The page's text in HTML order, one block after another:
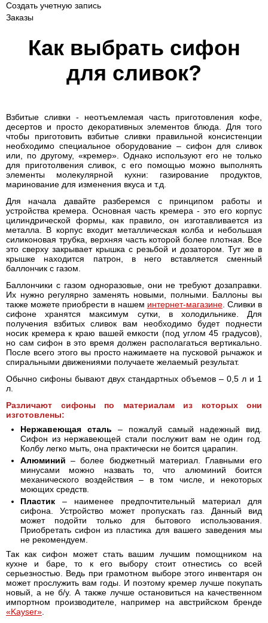
Создать учетную запись
Заказы
Как выбрать сифон
для сливок?
Взбитые сливки - неотъемлемая часть приготовления кофе,
десертов и просто декоративных элементов блюда. Для того
чтобы приготовить взбитые сливки правильной консистенции
необходимо специальное оборудование – сифон для сливок
или, по другому, «кремер». Однако используют его не только
для приготолвения сливок, с его помощью можно выполнять
элементы молекулярной кухни: газирование продуктов,
маринование для изменения вкуса и т.д.
Для начала давайте разберемся с принципом работы и
устройства кремера. Основная часть кремера - это его корпус
цилиндрической формы, как правило, он изготавливается из
металла. В корпус входит металлическая колба и небольшая
силиконовая трубка, верхняя часть которой более плотная. Все
это сверху закрывает крышка с резьбой и дозатором. Тут же в
крышке находится патрон, в него вставляется сменный
баллончик с газом.
Баллончики с газом одноразовые, они не требуют дозаправки.
Их нужно регулярно заменять новыми, полными. Баллоны вы
также можете приобрести в нашем интернет-магазине. Сливки в
сифоне хранятся максимум сутки, в холодильнике. Для
получения взбитых сливок вам необходимо будет поднести
носик кремера к краю вашей емкости (под углом 45 градусов),
но сам сифон в это время должен располагаться вертикально.
После всего этого вы просто нажимаете на пусковой рычажок и
спиральными движениями получаете желаемый результат.
Обычно сифоны бывают двух стандартных объемов – 0,5 л и 1
л.
Различают сифоны по материалам из которых они
изготовлены:
Нержавеющая сталь – пожалуй самый надежный вид.
Сифон из нержавеющей стали послужит вам не один год.
Колбу легко мыть, она практически не боится царапин.
Алюминий – более бюджетный материал. Главными его
минусами можно назвать то, что алюминий боится
механического воздействия – в том числе, и некоторых
моющих средств.
Пластик – наименее предпочтительный материал для
сифона. Устройство может пропускать газ. Данный вид
может подойти только для бытового использования.
Приобретать сифон из пластика для вашего заведения мы
не рекомендуем.
Так как сифон может стать вашим лучшим помощником на
кухне и баре, то к его выбору стоит отнестись со всей
серьезностью. Ведь при грамотном выборе этого инвентаря он
может прослужить вам годы. И поэтому кремер лучше покупать
новый, а не б/у. А также лучше остановиться на качественном
импортном производителе, например на австрийском бренде
«Kayser»